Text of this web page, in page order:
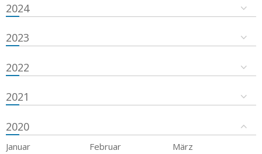
2024
2023
2022
2021
2020
Januar Februar
März